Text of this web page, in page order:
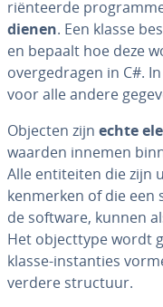
ri­ën­teer­de
dienen. Een klasse
en bepaalt hoe deze
over­ge­dra­gen in C#.
voor alle andere
Objecten zijn echte
waarden innemen
Alle en­ti­tei­ten die zijn
kenmerken of die een
de software, kunnen
Het ob­ject­ty­pe wordt
klasse-in­stan­ties
verdere structuur.